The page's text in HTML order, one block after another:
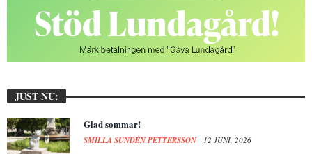
JUST NU:
Glad sommar!
SMILLA SUNDÉN PETTERSSON 12 JUNI, 2026